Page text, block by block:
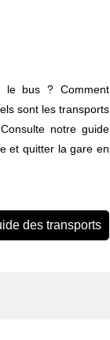
bus ? Comment
sont les transports
notre guide
et quitter la gare en
des transports